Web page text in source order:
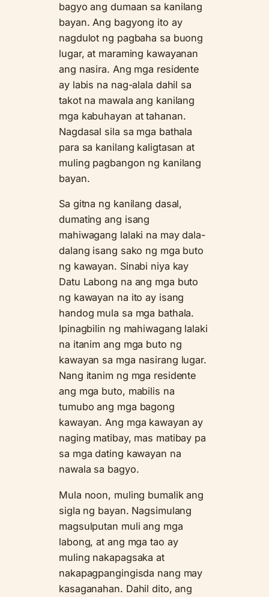
bagyo ang dumaan sa kanilang
bayan. Ang bagyong ito ay
nagdulot ng pagbaha sa buong
lugar, at maraming kawayanan
ang nasira. Ang mga residente
ay labis na nag-alala dahil sa
takot na mawala ang kanilang
mga kabuhayan at tahanan.
Nagdasal sila sa mga bathala
para sa kanilang kaligtasan at
muling pagbangon ng kanilang
bayan.
Sa gitna ng kanilang dasal,
dumating ang isang
mahiwagang lalaki na may dala-
dalang isang sako ng mga buto
ng kawayan. Sinabi niya kay
Datu Labong na ang mga buto
ng kawayan na ito ay isang
handog mula sa mga bathala.
Ipinagbilin ng mahiwagang lalaki
na itanim ang mga buto ng
kawayan sa mga nasirang lugar.
Nang itanim ng mga residente
ang mga buto, mabilis na
tumubo ang mga bagong
kawayan. Ang mga kawayan ay
naging matibay, mas matibay pa
sa mga dating kawayan na
nawala sa bagyo.
Mula noon, muling bumalik ang
sigla ng bayan. Nagsimulang
magsulputan muli ang mga
labong, at ang mga tao ay
muling nakapagsaka at
nakapagpangingisda nang may
kasaganahan. Dahil dito, ang